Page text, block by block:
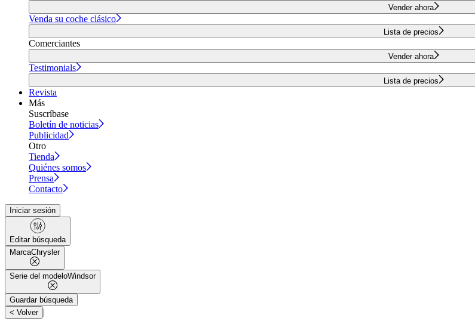
Vender ahora
Venda su coche clásico
Lista de precios
Comerciantes
Vender ahora
Testimonials
Lista de precios
Revista
Más
Suscríbase
Boletín de noticias
Publicidad
Otro
Tienda
Quiénes somos
Prensa
Contacto
Iniciar sesión
Editar búsqueda
MarcaChrysler
Serie del modeloWindsor
Guardar búsqueda
< Volver |